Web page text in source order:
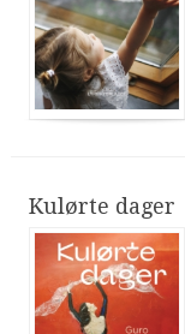
Kulørte dager